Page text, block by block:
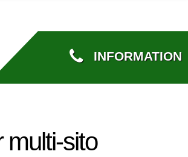
INFORMATION
multi-sito